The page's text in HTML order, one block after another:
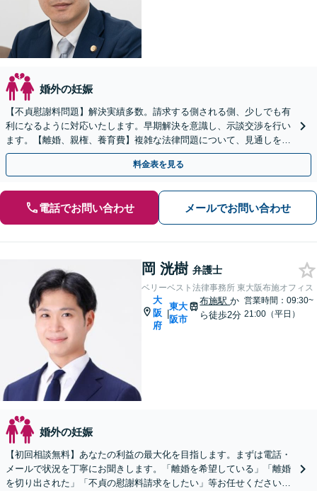
婚外の妊娠
【不貞慰謝料問題】解決実績多数。請求する側される側、少しでも有
利になるように対応いたします。早期解決を意識し、示談交渉を行い
ます。【離婚、親権、養育費】複雑な法律問題について、見通しを立
て、今後のご提案をいたします。【土日・夜間対応可】
料金表を見る
電話でお問い合わせ メールでお問い合わせ
岡 洸樹 弁護士
ベリーベスト法律事務所 東大阪布施オフィス
大
阪
府
|
東大
阪市
布施駅か
ら徒歩2分
営業時間：09:30~
21:00（平日）
婚外の妊娠
【初回相談無料】あなたの利益の最大化を目指します。まずは電話・
メールで状況を丁寧にお聞きします。「離婚を希望している」「離婚
を切り出された」「不貞の慰謝料請求をしたい」等お任せください。